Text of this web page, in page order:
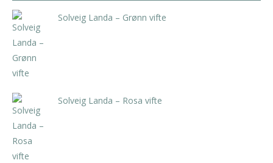
Solveig Landa – Grønn vifte
Solveig Landa – Rosa vifte